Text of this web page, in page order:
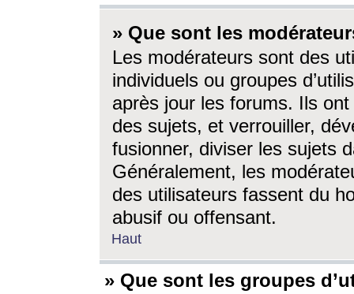
» Que sont les
Les modérateurs sont des
individuels ou groupes
après jour les forums. Ils ont
des sujets, et verrouiller,
fusionner, diviser les sujets
Généralement, les
des utilisateurs fassent du
abusif ou offensant.
Haut
» Que sont les groupes